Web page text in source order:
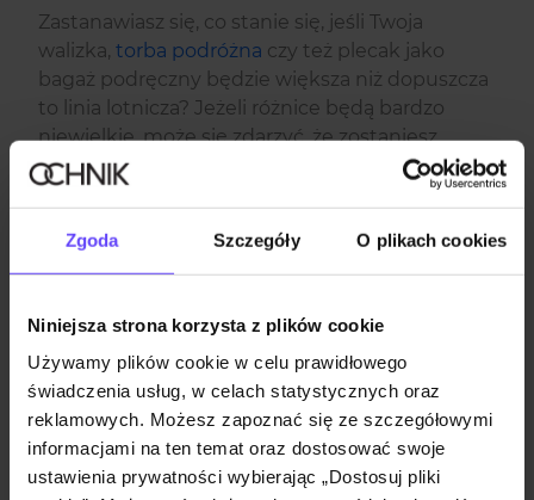
Zgoda Szczegóły O plikach cookies
Niniejsza strona korzysta z plików cookie
Używamy plików cookie w celu prawidłowego
świadczenia usług, w celach statystycznych oraz
reklamowych. Możesz zapoznać się ze szczegółowymi
informacjami na ten temat oraz dostosować swoje
ustawienia prywatności wybierając „Dostosuj pliki
Zastanawiasz się, co stanie się, jeśli Twoja
walizka, torba podróżna czy też plecak jako
bagaż podręczny będzie większa niż dopuszcza
to linia lotnicza? Jeżeli różnice będą bardzo
niewielkie, może się zdarzyć, że zostaniesz
przepuszczony bez problemu. Jednak w
większości przypadków
przekroczeniu wagi torby), albo zostanie on
nadany jako bagaż rejestrowany, co także
Warto więc dobrze sprawdzić, jakie wymiary
walizek kabinowych są akceptowane, aby
uniknąć dodatkowych komplikacji już na
lotnisku.